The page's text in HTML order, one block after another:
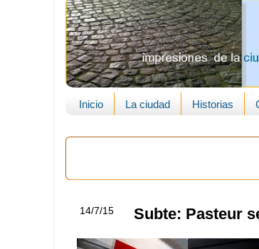
Inicio La ciudad Historias
14/7/15 Subte: Pasteur